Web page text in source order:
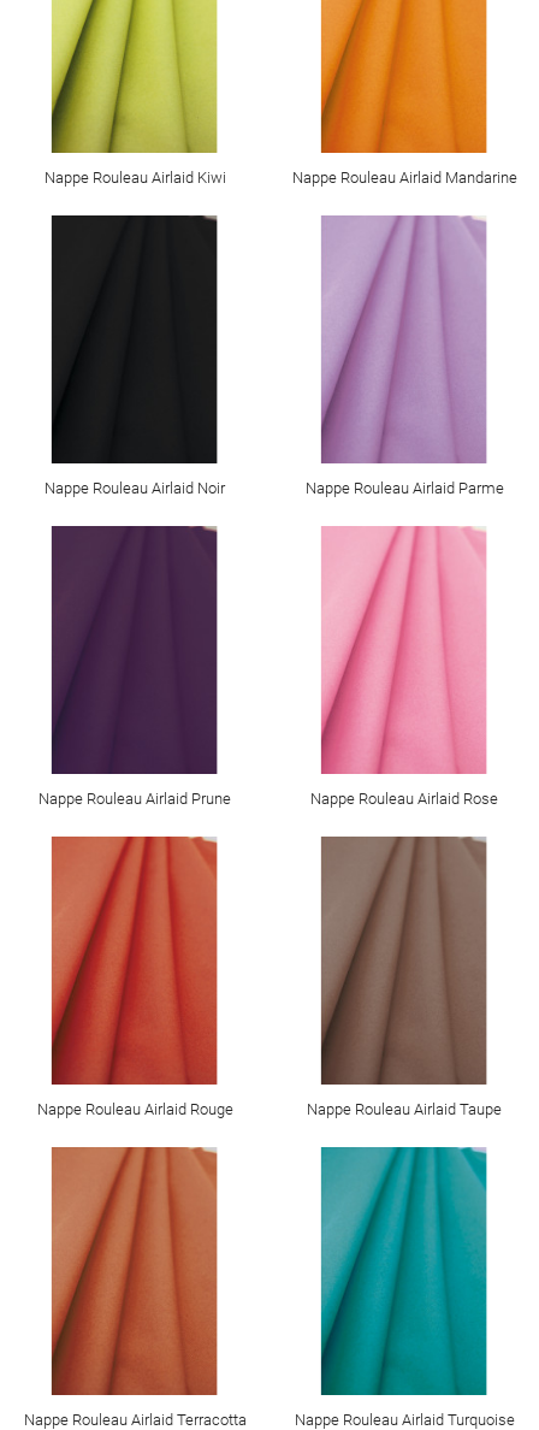
Nappe Rouleau Airlaid Kiwi Nappe Rouleau Airlaid Mandarine
Nappe Rouleau Airlaid Noir Nappe Rouleau Airlaid Parme
Nappe Rouleau Airlaid Prune Nappe Rouleau Airlaid Rose
Nappe Rouleau Airlaid Rouge Nappe Rouleau Airlaid Taupe
Nappe Rouleau Airlaid Terracotta Nappe Rouleau Airlaid Turquoise